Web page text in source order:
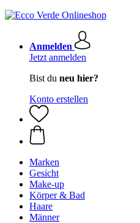
Anmelden
Jetzt anmelden
Bist du neu hier?
Konto erstellen
Marken
Gesicht
Make-up
Körper & Bad
Haare
Männer